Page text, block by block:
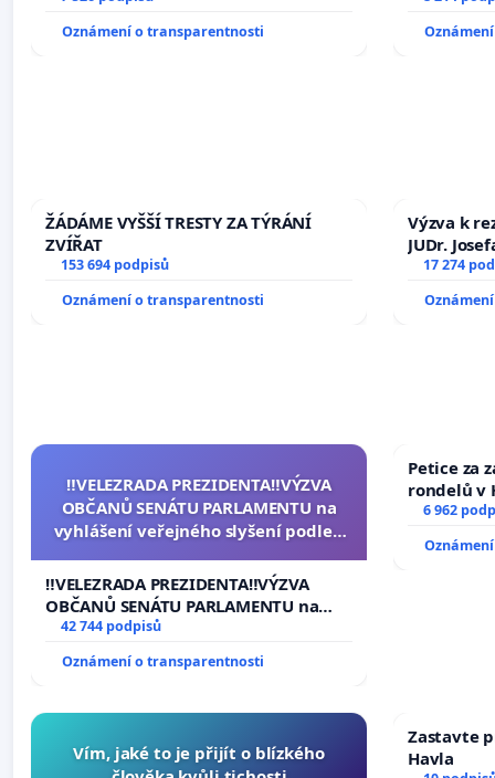
Oznámení o transparentnosti
ŽÁDÁME VYŠŠÍ TRESTY ZA TÝRÁNÍ
ZVÍŘAT
153 694 podpisů
Oznámení o transparentnosti
Výzva k
JUDr.
ve
17 274
‼️VELEZRADA PREZIDENTA‼️VÝZVA
OBČANŮ SENÁTU PARLAMENTU na
vyhlášení veřejného slyšení podle §
na přijetí usnesení k podání ústavní
žaloby na prezidenta republiky
‼️VELEZRADA PREZIDENTA‼️VÝZVA
OBČANŮ SENÁTU PARLAMENTU na
vyhlášení veřejného slyšení podle §
na přijetí usnesení k podání ústavní
42 744 podpisů
Oznámení o transparentnosti
Petice za
rondelů v
6 962
Vím, jaké to je přijít o blízkého
Zastavte
Havla